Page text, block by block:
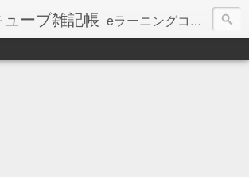
ーブ雑記帳 eラーニングコンテンツ制作会社エレファンキューブのブログ。
ログの更新は、停止しています。